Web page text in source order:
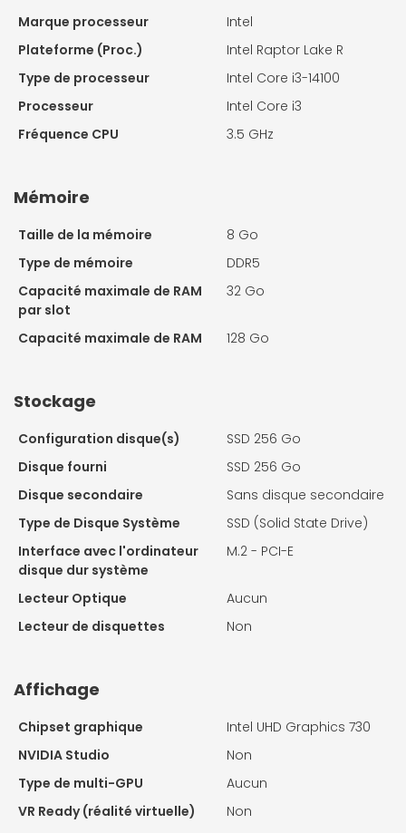
Marque processeur
Intel
Plateforme (Proc.)
Intel Raptor Lake R
Type de processeur
Intel Core i3-14100
Processeur
Intel Core i3
Fréquence CPU
3.5 GHz
Mémoire
Taille de la mémoire
8 Go
Type de mémoire
DDR5
Capacité maximale de RAM
par slot
32 Go
Capacité maximale de RAM 128 Go
Stockage
Configuration disque(s)
SSD 256 Go
Disque fourni
SSD 256 Go
Disque secondaire
Sans disque secondaire
Type de Disque Système
SSD (Solid State Drive)
Interface avec l'ordinateur
disque dur système
M.2 - PCI-E
Lecteur Optique
Aucun
Lecteur de disquettes
Non
Affichage
Chipset graphique
Intel UHD Graphics 730
NVIDIA Studio
Non
Type de multi-GPU
Aucun
VR Ready (réalité virtuelle)
Non